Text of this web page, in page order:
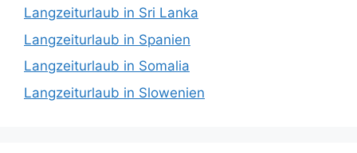
Langzeiturlaub in Sri Lanka
Langzeiturlaub in Spanien
Langzeiturlaub in Somalia
Langzeiturlaub in Slowenien